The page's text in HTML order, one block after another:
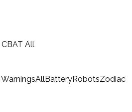
All
WarningsAllBatteryRobotsZodiac